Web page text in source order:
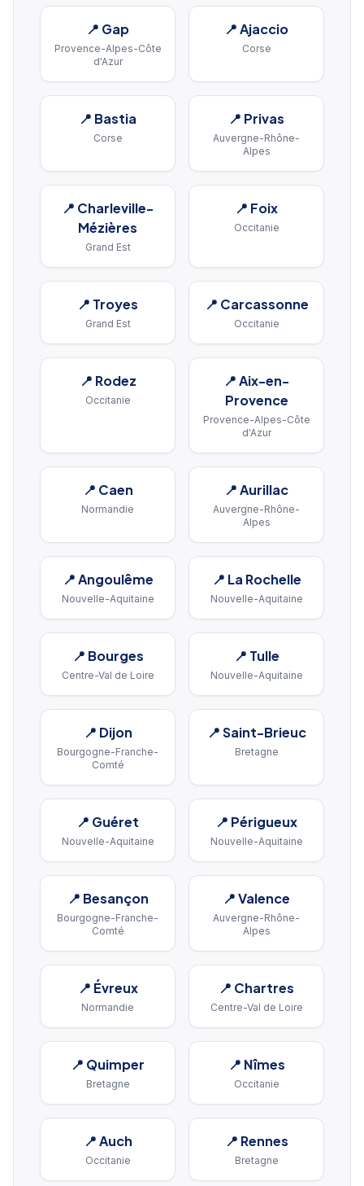
📍 Gap
Provence-Alpes-Côte
d'Azur
📍Ajaccio
Corse
📍 Bastia
Corse
📍 Privas
Auvergne-Rhône-
Alpes
📍 Charleville-
Mézières
Grand Est
📍 Foix
Occitanie
📍 Troyes
Grand Est
📍 Carcassonne
Occitanie
📍 Rodez
Occitanie
📍Aix-en-
Provence
Provence-Alpes-Côte
d'Azur
📍 Caen
Normandie
📍Aurillac
Auvergne-Rhône-
Alpes
📍Angoulême
Nouvelle-Aquitaine
📍 La Rochelle
Nouvelle-Aquitaine
📍 Bourges
Centre-Val de Loire
📍 Tulle
Nouvelle-Aquitaine
📍 Dijon
Bourgogne-Franche-
Comté
📍Saint-Brieuc
Bretagne
📍 Guéret
Nouvelle-Aquitaine
📍 Périgueux
Nouvelle-Aquitaine
📍 Besançon
Bourgogne-Franche-
Comté
📍Valence
Auvergne-Rhône-
Alpes
📍 Évreux
Normandie
📍 Chartres
Centre-Val de Loire
📍 Quimper
Bretagne
📍 Nîmes
Occitanie
📍Auch
Occitanie
📍 Rennes
Bretagne